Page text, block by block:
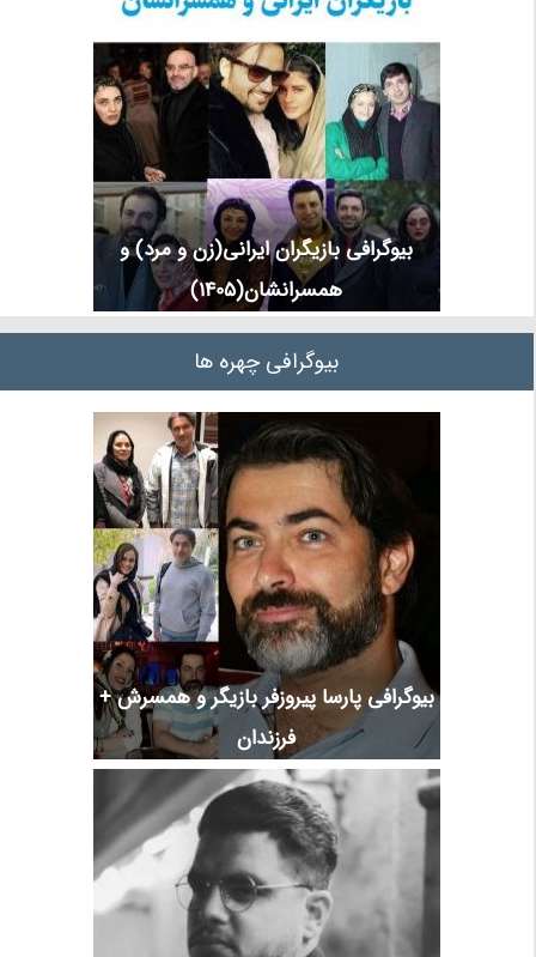
بیوگرافی بازیگران ایرانی(زن و مرد) و
همسرانشان(1405)
بیوگرافی چهره ها
بیوگرافی پارسا پیروزفر بازیگر و همسرش +
فرزندان